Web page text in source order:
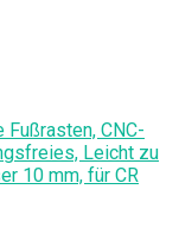
CNC-
Leicht zu
10 mm, für CR